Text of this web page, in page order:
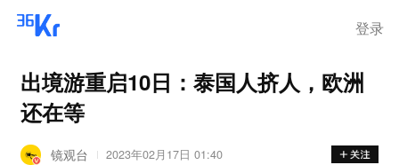
登录
出境游重启10日：泰国人挤人，欧洲
还在等
镜观台 2023年02月17日 01:40